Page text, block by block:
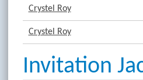
Crystel Roy
Crystel Roy
Invitation